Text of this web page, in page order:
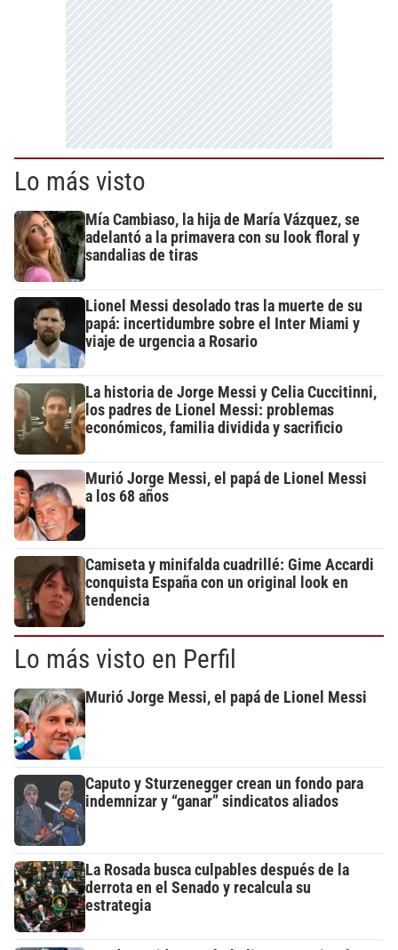
Lo más visto
Mía Cambiaso, la hija de María Vázquez, se
adelantó a la primavera con su look floral y
sandalias de tiras
Lionel Messi desolado tras la muerte de su
papá: incertidumbre sobre el Inter Miami y
viaje de urgencia a Rosario
La historia de Jorge Messi y Celia Cuccitinni,
los padres de Lionel Messi: problemas
económicos, familia dividida y sacrificio
Murió Jorge Messi, el papá de Lionel Messi
a los 68 años
Camiseta y minifalda cuadrillé: Gime Accardi
conquista España con un original look en
tendencia
Lo más visto en Perfil
Murió Jorge Messi, el papá de Lionel Messi
Caputo y Sturzenegger crean un fondo para
indemnizar y “ganar” sindicatos aliados
La Rosada busca culpables después de la
derrota en el Senado y recalcula su
estrategia